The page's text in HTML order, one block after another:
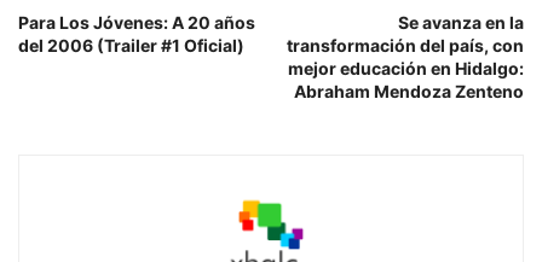
Para Los Jóvenes: A 20 años
del 2006 (Trailer #1 Oficial)
Se avanza en la
transformación del país, con
mejor educación en Hidalgo:
Abraham Mendoza Zenteno